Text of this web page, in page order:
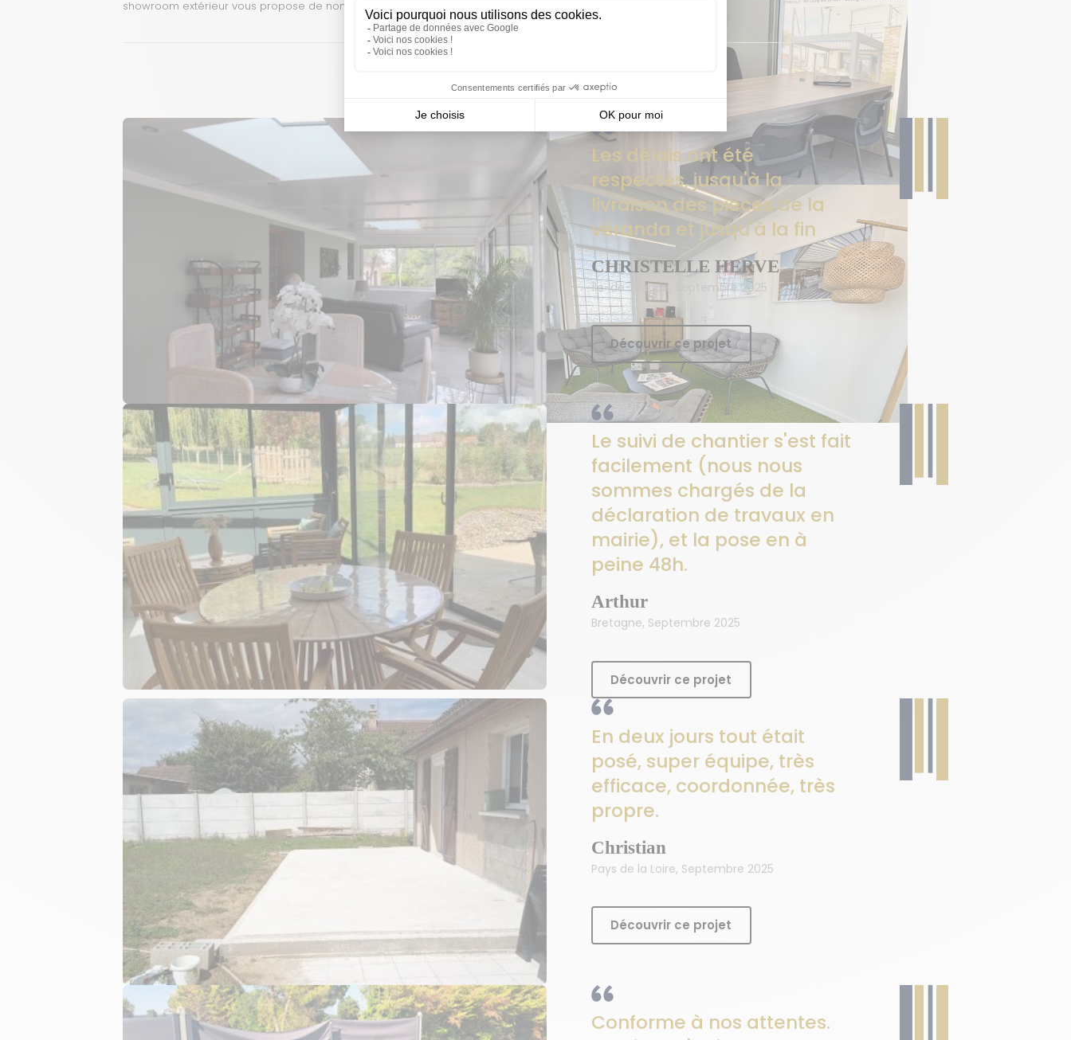
showroom extérieur vous propose de nombreux modèles d’aménagement.
Les délais ont été
respectés, jusqu'à la
livraison des pièces de la
véranda et jusqu'à la fin
CHRISTELLE HERVE
Île-de-France, Septembre 2025
Découvrir ce projet
Le suivi de chantier s'est fait
facilement (nous nous
sommes chargés de la
déclaration de travaux en
mairie), et la pose en à
peine 48h.
Arthur
Bretagne, Septembre 2025
Découvrir ce projet
En deux jours tout était
posé, super équipe, très
efficace, coordonnée, très
propre.
Christian
Pays de la Loire, Septembre 2025
Découvrir ce projet
Conforme à nos attentes.